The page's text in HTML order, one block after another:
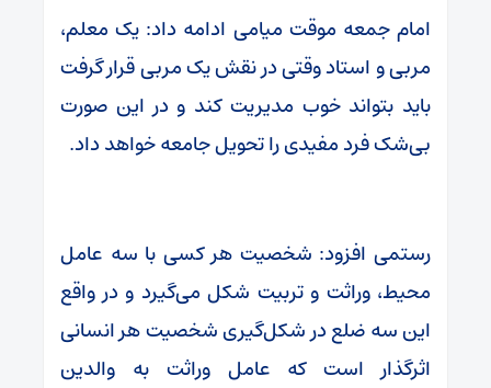
امام جمعه موقت میامی ادامه داد: یک معلم،
مربی و استاد وقتی در نقش یک مربی قرار گرفت
باید بتواند خوب مدیریت کند و در این صورت
بی‌شک فرد مفیدی را تحویل جامعه خواهد داد.
رستمی افزود: شخصیت هر کسی با سه عامل
محیط، وراثت و تربیت شکل می‌گیرد و در واقع
این سه ضلع در شکل‌گیری شخصیت هر انسانی
اثرگذار است که عامل وراثت به والدین